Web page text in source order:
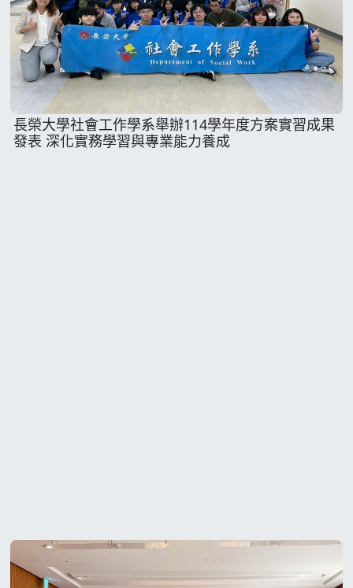
長榮大學社會工作學系舉辦114學年度方案實習成果
發表 深化實務學習與專業能力養成